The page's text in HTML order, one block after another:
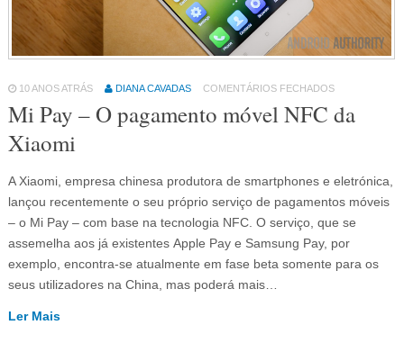
10 ANOS ATRÁS DIANA CAVADAS COMENTÁRIOS FECHADOS
Mi Pay – O pagamento móvel NFC da
Xiaomi
A Xiaomi, empresa chinesa produtora de smartphones e eletrónica,
lançou recentemente o seu próprio serviço de pagamentos móveis
– o Mi Pay – com base na tecnologia NFC. O serviço, que se
assemelha aos já existentes Apple Pay e Samsung Pay, por
exemplo, encontra-se atualmente em fase beta somente para os
seus utilizadores na China, mas poderá mais…
Ler Mais